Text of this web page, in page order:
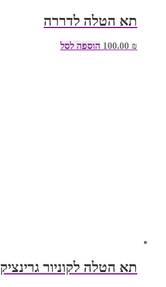
תא הטלה לדררה
₪ הוספה לסל
תא הטלה לקוניור גרינציק